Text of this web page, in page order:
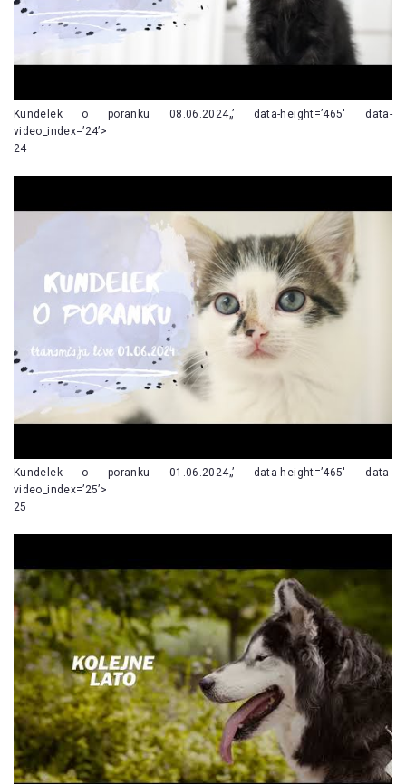
Kundelek o poranku 08.06.2024„’ data-height=’465′ data-
video_index=’24’>
24
Kundelek o poranku 01.06.2024„’ data-height=’465′ data-
video_index=’25’>
25